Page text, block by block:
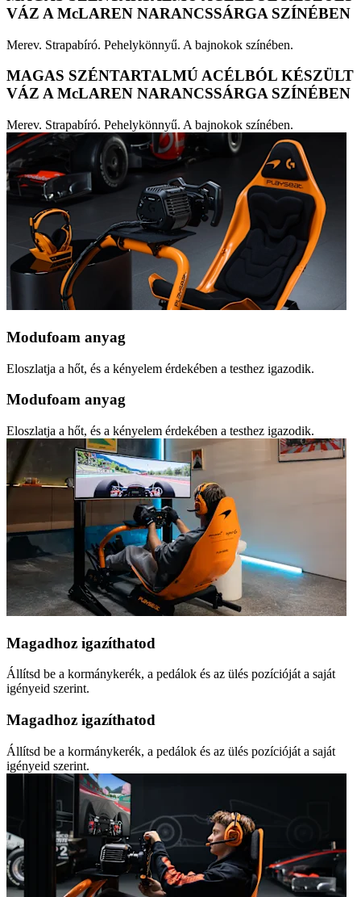
VÁZ A McLAREN NARANCSSÁRGA SZÍNÉBEN
Merev. Strapabíró. Pehelykönnyű. A bajnokok színében.
MAGAS SZÉNTARTALMÚ ACÉLBÓL KÉSZÜLT
VÁZ A McLAREN NARANCSSÁRGA SZÍNÉBEN
Merev. Strapabíró. Pehelykönnyű. A bajnokok színében.
Modufoam anyag
Eloszlatja a hőt, és a kényelem érdekében a testhez igazodik.
Modufoam anyag
Eloszlatja a hőt, és a kényelem érdekében a testhez igazodik.
Magadhoz igazíthatod
Állítsd be a kormánykerék, a pedálok és az ülés pozícióját a saját
igényeid szerint.
Magadhoz igazíthatod
Állítsd be a kormánykerék, a pedálok és az ülés pozícióját a saját
igényeid szerint.